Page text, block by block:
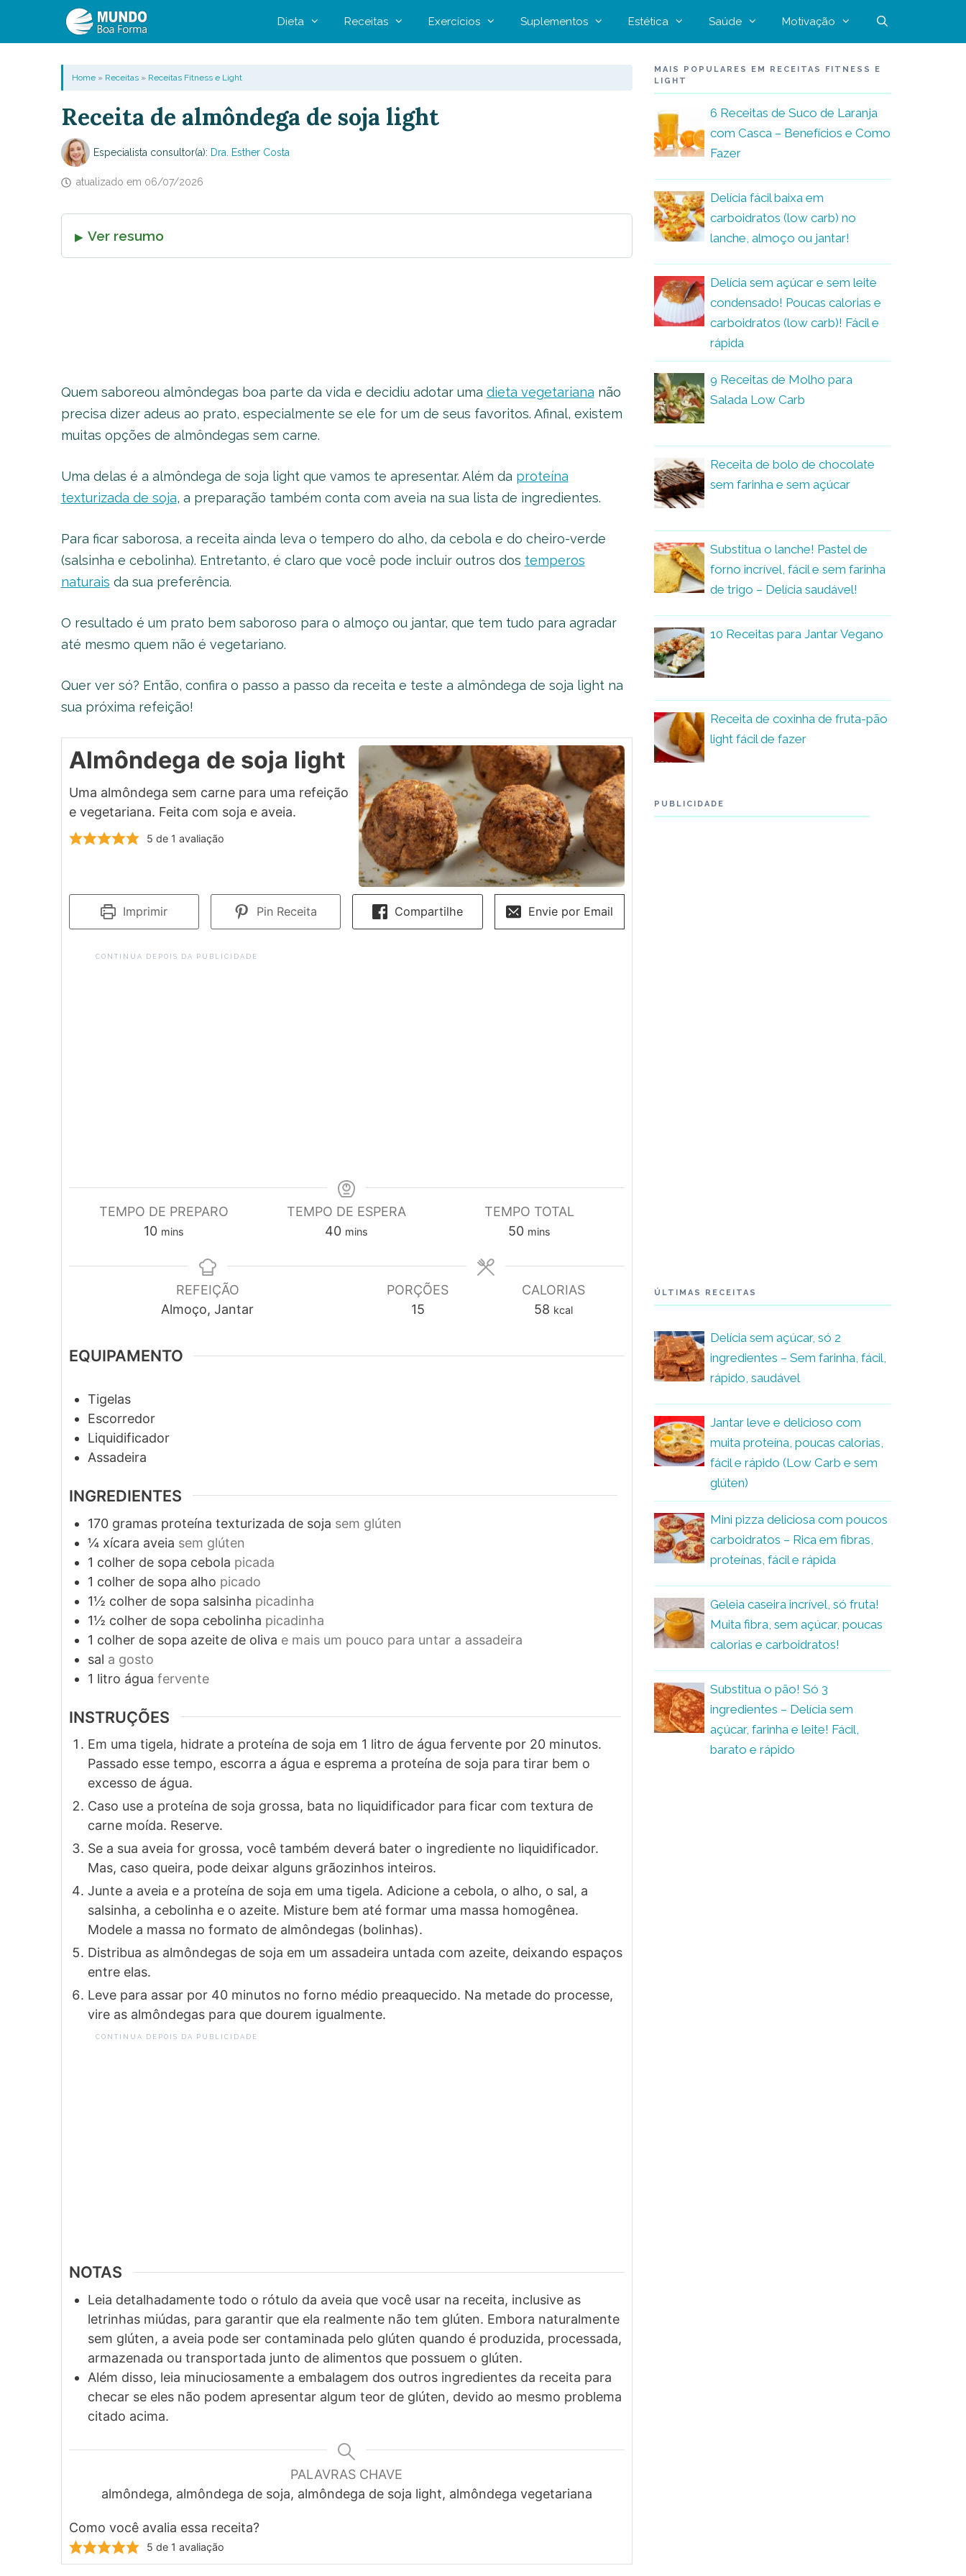
Dieta Receitas Exercícios Suplementos Estética Saúde Motivação
Home» Receitas» Receitas Fitness e Light
Receita de almôndega de soja light
Especialista consultor(a): Dra. Esther Costa
atualizado em 06/07/2026
Ver resumo
Quem saboreou almôndegas boa parte da vida e decidiu adotar uma dieta vegetariana não
precisa dizer adeus ao prato, especialmente se ele for um de seus favoritos. Afinal, existem
muitas opções de almôndegas sem carne.
Uma delas é a almôndega de soja light que vamos te apresentar. Além da proteína
texturizada de soja, a preparação também conta com aveia na sua lista de ingredientes.
Para ficar saborosa, a receita ainda leva o tempero do alho, da cebola e do cheiro-verde
(salsinha e cebolinha). Entretanto, é claro que você pode incluir outros dos temperos
naturais da sua preferência.
O resultado é um prato bem saboroso para o almoço ou jantar, que tem tudo para agradar
até mesmo quem não é vegetariano.
Quer ver só? Então, confira o passo a passo da receita e teste a almôndega de soja light na
sua próxima refeição!
Almôndega de soja light
Uma almôndega sem carne para uma refeição
e vegetariana. Feita com soja e aveia.
5 de 1 avaliação
Imprimir Pin Receita Compartilhe Envie por Email
CONTINUA DEPOIS DA PUBLICIDADE
TEMPO DE PREPARO
10minutes
mins
TEMPO DE ESPERA
40minutes
mins
TEMPO TOTAL
50minutes
mins
REFEIÇÃO
Almoço, Jantar
PORÇÕES
15
CALORIAS
58 kcal
EQUIPAMENTO
Tigelas
Escorredor
Liquidificador
Assadeira
INGREDIENTES
170 gramas proteína texturizada de soja sem glúten
¼ xícara aveia sem glúten
1 colher de sopa cebola picada
1 colher de sopa alho picado
1½ colher de sopa salsinha picadinha
1½ colher de sopa cebolinha picadinha
1 colher de sopa azeite de oliva e mais um pouco para untar a assadeira
sal a gosto
1 litro água fervente
INSTRUÇÕES
Em uma tigela, hidrate a proteína de soja em 1 litro de água fervente por 20 minutos.
Passado esse tempo, escorra a água e esprema a proteína de soja para tirar bem o
excesso de água.
Caso use a proteína de soja grossa, bata no liquidificador para ficar com textura de
carne moída. Reserve.
Se a sua aveia for grossa, você também deverá bater o ingrediente no liquidificador.
Mas, caso queira, pode deixar alguns grãozinhos inteiros.
Junte a aveia e a proteína de soja em uma tigela. Adicione a cebola, o alho, o sal, a
salsinha, a cebolinha e o azeite. Misture bem até formar uma massa homogênea.
Modele a massa no formato de almôndegas (bolinhas).
Distribua as almôndegas de soja em um assadeira untada com azeite, deixando espaços
entre elas.
Leve para assar por 40 minutos no forno médio preaquecido. Na metade do processe,
vire as almôndegas para que dourem igualmente.
CONTINUA DEPOIS DA PUBLICIDADE
NOTAS
Leia detalhadamente todo o rótulo da aveia que você usar na receita, inclusive as
letrinhas miúdas, para garantir que ela realmente não tem glúten. Embora naturalmente
sem glúten, a aveia pode ser contaminada pelo glúten quando é produzida, processada,
armazenada ou transportada junto de alimentos que possuem o glúten.
Além disso, leia minuciosamente a embalagem dos outros ingredientes da receita para
checar se eles não podem apresentar algum teor de glúten, devido ao mesmo problema
citado acima.
PALAVRAS CHAVE
almôndega, almôndega de soja, almôndega de soja light, almôndega vegetariana
Como você avalia essa receita?
5 de 1 avaliação
MAIS POPULARES EM RECEITAS FITNESS E
LIGHT
6 Receitas de Suco de Laranja
com Casca – Benefícios e Como
Fazer
Delícia fácil baixa em
carboidratos (low carb) no
lanche, almoço ou jantar!
Delícia sem açúcar e sem leite
condensado! Poucas calorias e
carboidratos (low carb)! Fácil e
rápida
9 Receitas de Molho para
Salada Low Carb
Receita de bolo de chocolate
sem farinha e sem açúcar
Substitua o lanche! Pastel de
forno incrível, fácil e sem farinha
de trigo – Delícia saudável!
10 Receitas para Jantar Vegano
Receita de coxinha de fruta-pão
light fácil de fazer
PUBLICIDADE
ÚLTIMAS RECEITAS
Delícia sem açúcar, só 2
ingredientes – Sem farinha, fácil,
rápido, saudável
Jantar leve e delicioso com
muita proteína, poucas calorias,
fácil e rápido (Low Carb e sem
glúten)
Mini pizza deliciosa com poucos
carboidratos – Rica em fibras,
proteínas, fácil e rápida
Geleia caseira incrível, só fruta!
Muita fibra, sem açúcar, poucas
calorias e carboidratos!
Substitua o pão! Só 3
ingredientes – Delícia sem
açúcar, farinha e leite! Fácil,
barato e rápido